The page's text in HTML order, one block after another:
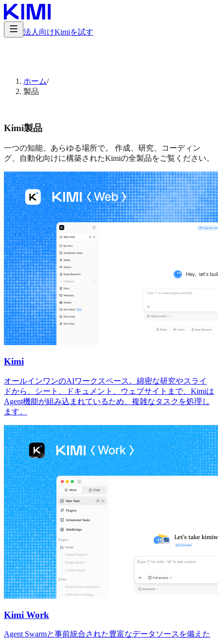
法人向けKimiを試す
ホーム/
製品
Kimi製品
一つの知能、あらゆる場所で。 作成、研究、コーディン
グ、自動化向けに構築されたKimiの全製品をご覧ください。
Kimi
オールインワンのAIワークスペース。綿密な研究やスライ
ドから、シート、ドキュメント、ウェブサイトまで、Kimiは
Agent機能が組み込まれているため、複雑なタスクを処理し
ます。
Kimi Work
Agent Swarmと事前統合された豊富なデータソースを備えた